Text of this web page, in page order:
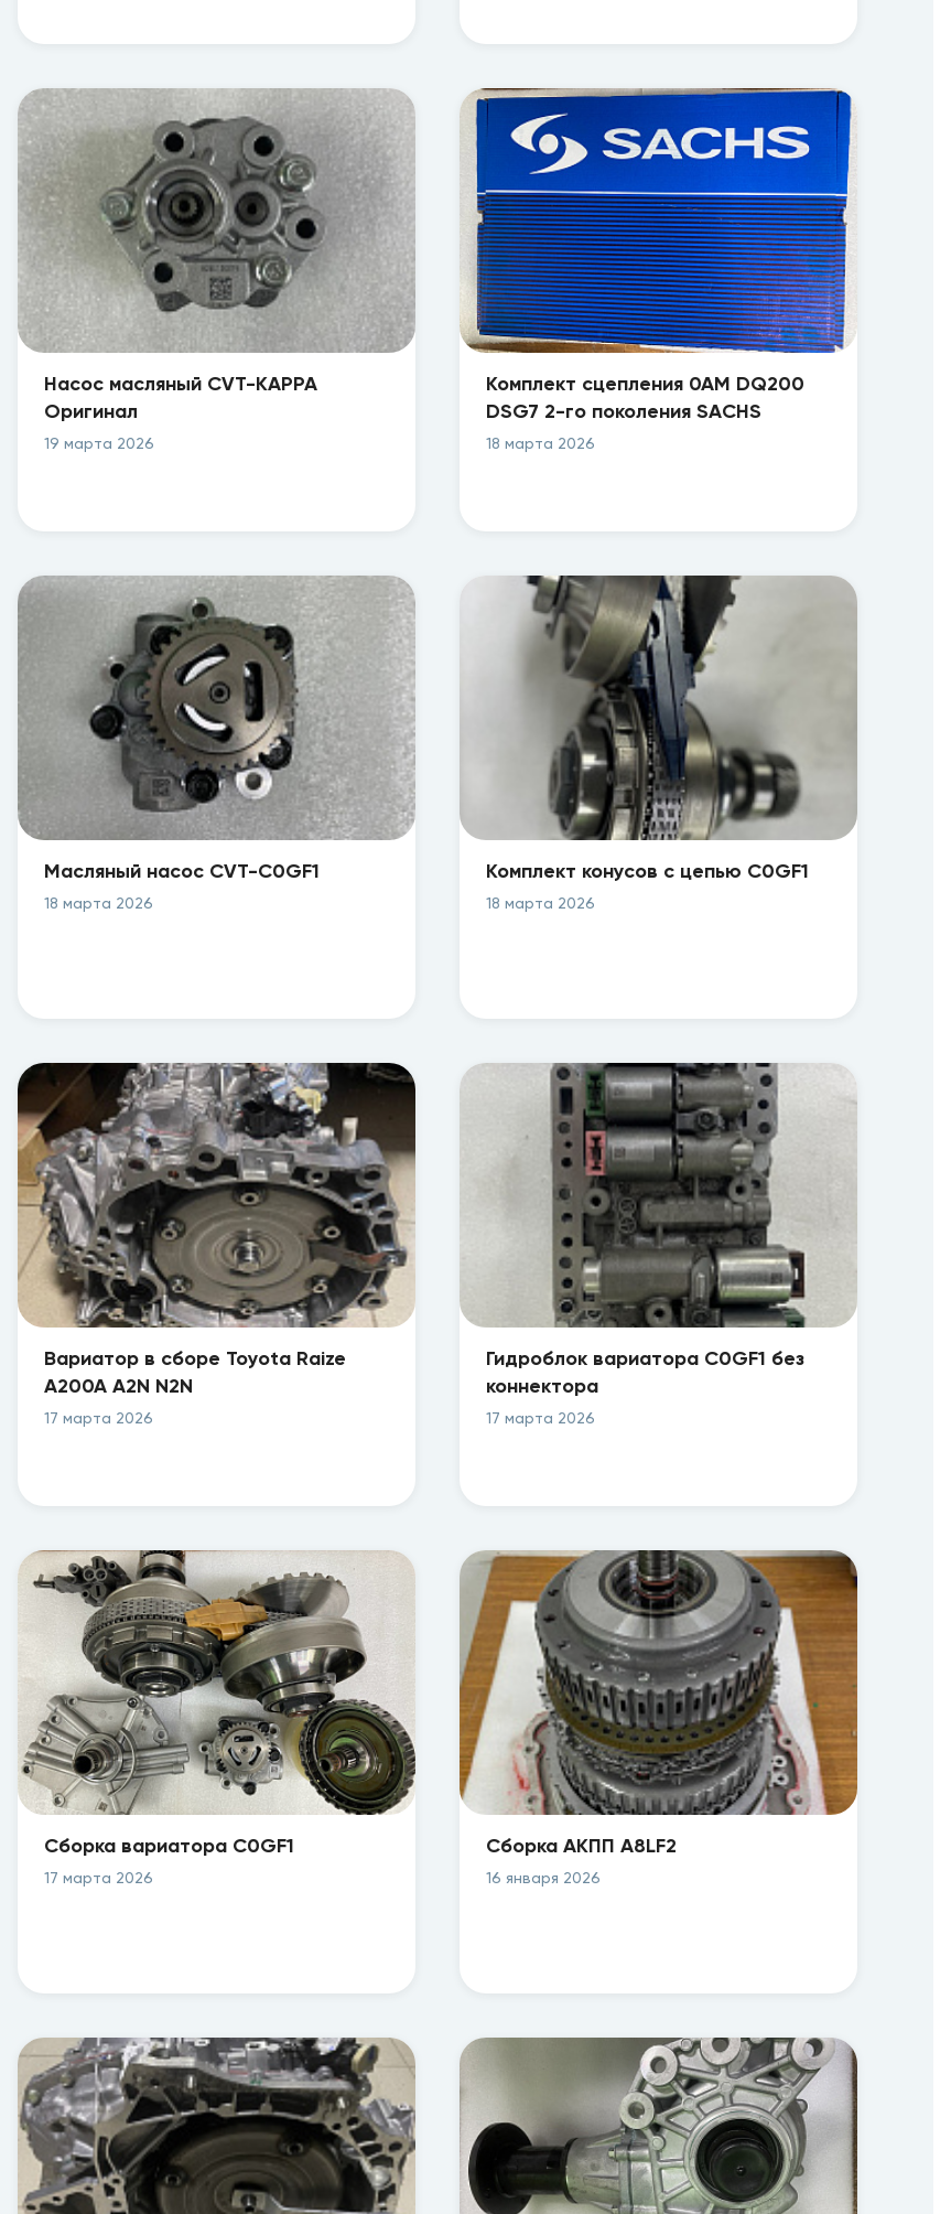
Насос масляный CVT-KAPPA
Оригинал
19 марта 2026
Комплект сцепления 0AM DQ200
DSG7 2-го поколения SACHS
18 марта 2026
M4VA/META/MLYA/SETA/SLYA/VT1F/VT2/VT3/QR018CHA
Масляный насос CVT-C0GF1
18 марта 2026
Комплект конусов с цепью C0GF1
18 марта 2026
Вариатор в сборе Toyota Raize
A200A A2N N2N
17 марта 2026
Гидроблок вариатора C0GF1 без
коннектора
17 марта 2026
Сборка вариатора C0GF1
17 марта 2026
Сборка АКПП A8LF2
16 января 2026